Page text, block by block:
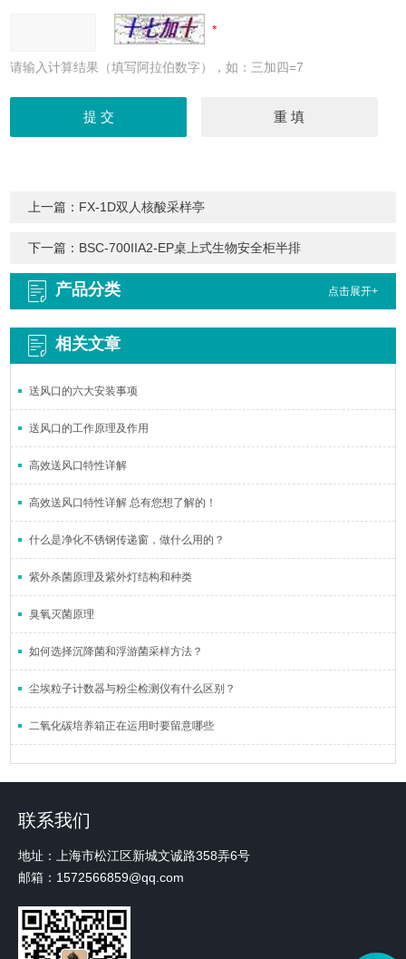
请输入计算结果（填写阿拉伯数字），如：三加四=7
上一篇： FX-1D双人核酸采样亭
下一篇： BSC-700IIA2-EP桌上式生物安全柜半排
产品分类 点击展开+
相关文章
送风口的六大安装事项
送风口的工作原理及作用
高效送风口特性详解
高效送风口特性详解 总有您想了解的！
什么是净化不锈钢传递窗，做什么用的？
紫外杀菌原理及紫外灯结构和种类
臭氧灭菌原理
如何选择沉降菌和浮游菌采样方法？
尘埃粒子计数器与粉尘检测仪有什么区别？
二氧化碳培养箱正在运用时要留意哪些
联系我们
地址：上海市松江区新城文诚路358弄6号
邮箱：1572566859@qq.com